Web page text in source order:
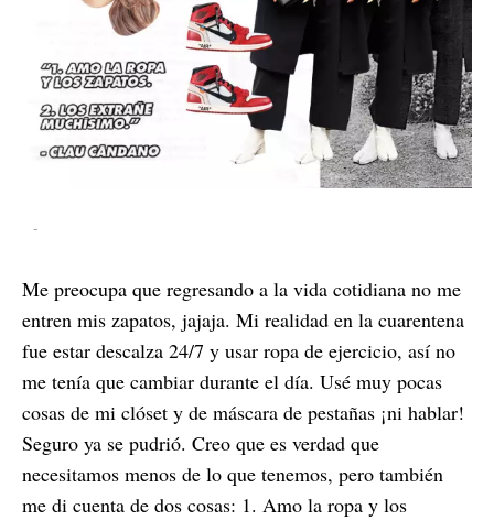
-
Me preocupa que regresando a la vida cotidiana no me
entren mis zapatos, jajaja. Mi realidad en la cuarentena
fue estar descalza 24/7 y usar ropa de ejercicio, así no
me tenía que cambiar durante el día. Usé muy pocas
cosas de mi clóset y de máscara de pestañas ¡ni hablar!
Seguro ya se pudrió. Creo que es verdad que
necesitamos menos de lo que tenemos, pero también
me di cuenta de dos cosas: 1. Amo la ropa y los